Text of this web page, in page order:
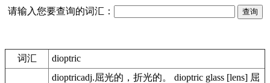
请输入您要查询的词汇：
词汇 dioptric
dioptricadj.屈光的，折光的。 dioptric glass [lens] 屈